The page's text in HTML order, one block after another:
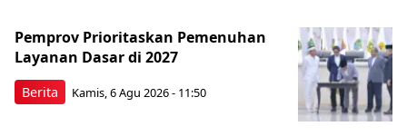
Berita
Pemprov Prioritaskan Pemenuhan
Layanan Dasar di 2027
Kamis, 6 Agu 2026 - 11:50